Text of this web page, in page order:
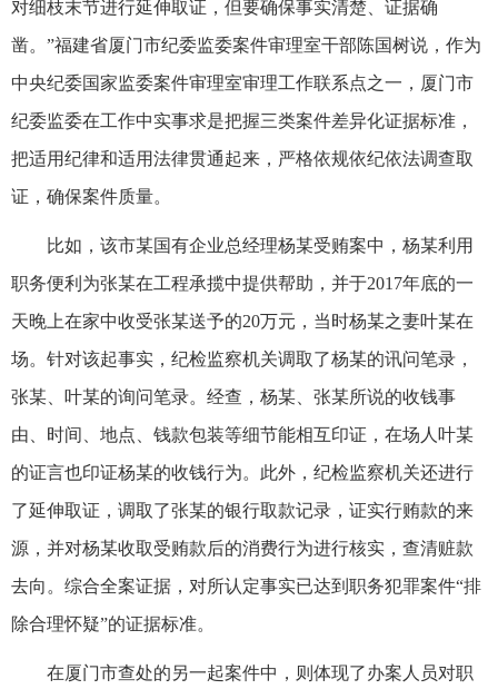
对细枝末节进行延伸取证，但要确保事实清楚、证据确
凿。”福建省厦门市纪委监委案件审理室干部陈国树说，作为
中央纪委国家监委案件审理室审理工作联系点之一，厦门市
纪委监委在工作中实事求是把握三类案件差异化证据标准，
把适用纪律和适用法律贯通起来，严格依规依纪依法调查取
证，确保案件质量。
比如，该市某国有企业总经理杨某受贿案中，杨某利用
职务便利为张某在工程承揽中提供帮助，并于2017年底的一
天晚上在家中收受张某送予的20万元，当时杨某之妻叶某在
场。针对该起事实，纪检监察机关调取了杨某的讯问笔录，
张某、叶某的询问笔录。经查，杨某、张某所说的收钱事
由、时间、地点、钱款包装等细节能相互印证，在场人叶某
的证言也印证杨某的收钱行为。此外，纪检监察机关还进行
了延伸取证，调取了张某的银行取款记录，证实行贿款的来
源，并对杨某收取受贿款后的消费行为进行核实，查清赃款
去向。综合全案证据，对所认定事实已达到职务犯罪案件“排
除合理怀疑”的证据标准。
在厦门市查处的另一起案件中，则体现了办案人员对职